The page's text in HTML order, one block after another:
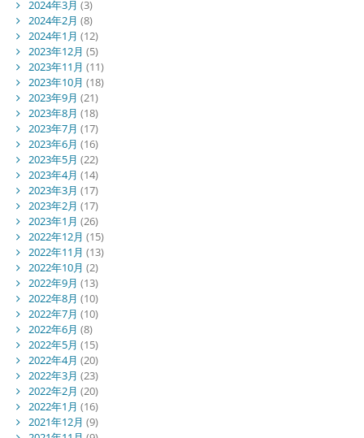
2024年3月 (3)
2024年2月 (8)
2024年1月 (12)
2023年12月 (5)
2023年11月 (11)
2023年10月 (18)
2023年9月 (21)
2023年8月 (18)
2023年7月 (17)
2023年6月 (16)
2023年5月 (22)
2023年4月 (14)
2023年3月 (17)
2023年2月 (17)
2023年1月 (26)
2022年12月 (15)
2022年11月 (13)
2022年10月 (2)
2022年9月 (13)
2022年8月 (10)
2022年7月 (10)
2022年6月 (8)
2022年5月 (15)
2022年4月 (20)
2022年3月 (23)
2022年2月 (20)
2022年1月 (16)
2021年12月 (9)